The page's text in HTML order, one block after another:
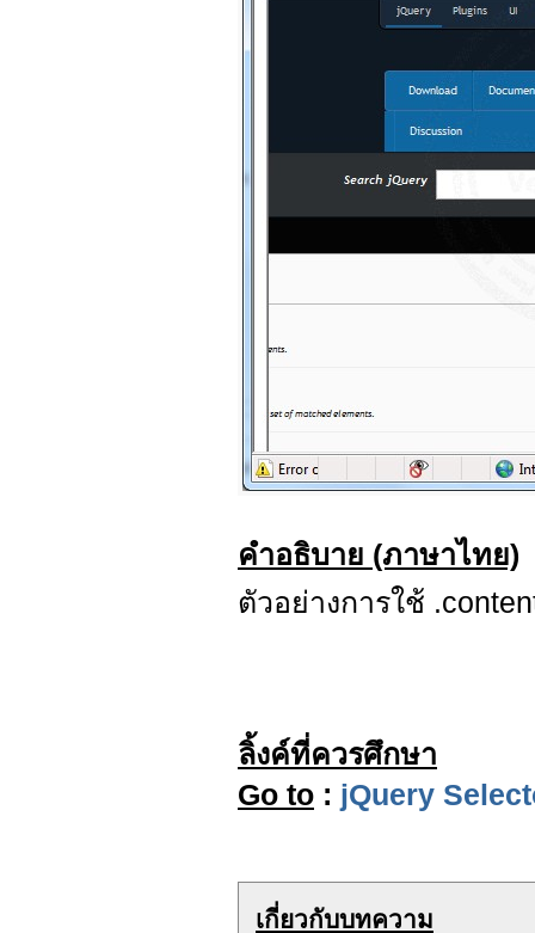
คำอธิบาย (ภาษาไทย)
ตัวอย่างการใช้
ลิ้งค์ที่ควรศึกษา
Go to : jQuery
เกี่ยวกับบทความ